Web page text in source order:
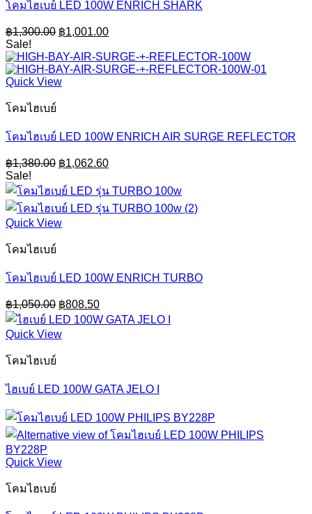
โคมไฮเบย์ LED 100W ENRICH SHARK
฿1,300.00 Original
was:
฿1,300.00.
฿1,001.00Current
is:
฿1,001.00.
Sale!
Quick View
โคมไฮเบย์
โคมไฮเบย์ LED 100W ENRICH AIR SURGE REFLECTOR
฿1,380.00 Original
was:
฿1,380.00.
฿1,062.60Current
is:
฿1,062.60.
Sale!
Quick View
โคมไฮเบย์
โคมไฮเบย์ LED 100W ENRICH TURBO
฿1,050.00 Original
price
was:
฿1,050.00.
฿808.50Current
price
is:
Quick View
โคมไฮเบย์
ไฮเบย์ LED 100W GATA JELO I
Quick View
โคมไฮเบย์